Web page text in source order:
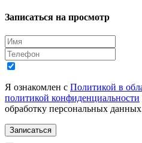
Записаться на просмотр
Я ознакомлен с Политикой в
политикой конфиденциальности
обработку персональных
Записаться